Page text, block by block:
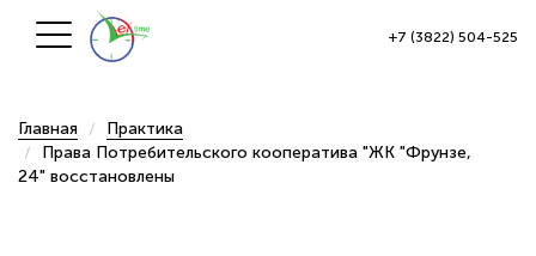
+7 (3822) 504-525
Главная
Практика
Права Потребительского кооператива "ЖК "Фрунзе,
24" восстановлены